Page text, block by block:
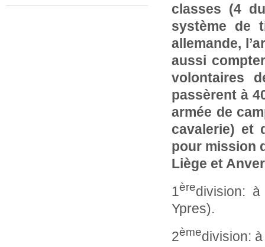
classes (4
système de
allemande,
aussi
volontaires
passèrent à
armée de
cavalerie) et
pour mission
Liège et
1èredivision:
Ypres).
2èmedivision: